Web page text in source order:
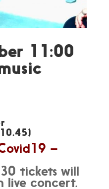
11:00
–
tickets will
live concert.